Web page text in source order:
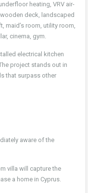
heating, VRV air-
deck, landscaped
maid’s room, utility room,
cinema, gym.
electrical kitchen
project stands out in
that surpass other
aware of the
villa will capture the
a home in Cyprus.